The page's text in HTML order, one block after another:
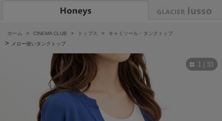
ホーム > CINEMA CLUB > トップス > キャミソール・タンクトップ
> メロー使いタンクトップ
1 | 33